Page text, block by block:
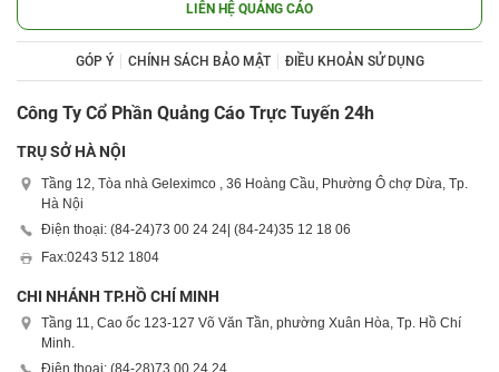
LIÊN HỆ QUẢNG CÁO
GÓP Ý CHÍNH SÁCH BẢO MẬT ĐIỀU KHOẢN SỬ DỤNG
Công Ty Cổ Phần Quảng Cáo Trực Tuyến 24h
TRỤ SỞ HÀ NỘI
Tầng 12, Tòa nhà Geleximco , 36 Hoàng Cầu, Phường Ô chợ Dừa, Tp.
Hà Nội
Điện thoại: (84-24)73 00 24 24 | (84-24)35 12 18 06
Fax:0243 512 1804
CHI NHÁNH TP.HỒ CHÍ MINH
Tầng 11, Cao ốc 123-127 Võ Văn Tần, phường Xuân Hòa, Tp. Hồ Chí
Minh.
Điện thoại: (84-28)73 00 24 24